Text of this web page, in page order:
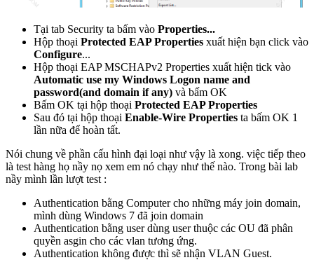
Tại tab Security ta bấm vào Properties...
Hộp thoại Protected EAP Properties xuất hiện bạn click vào
Configure...
Hộp thoại EAP MSCHAPv2 Properties xuất hiện tick vào
Automatic use my Windows Logon name and
password(and domain if any) và bấm OK
Bấm OK tại hộp thoại Protected EAP Properties
Sau đó tại hộp thoại Enable-Wire Properties ta bấm OK 1
lần nữa để hoàn tất.
Nói chung về phần cấu hình đại loại như vậy là xong. việc tiếp theo
là test hàng họ nầy nọ xem em nó chạy như thế nào. Trong bài lab
nầy mình lần lượt test :
Authentication bằng Computer cho những máy join domain,
mình dùng Windows 7 đã join domain
Authentication bằng user dùng user thuộc các OU đã phân
quyền asgin cho các vlan tương ứng.
Authentication không được thì sẽ nhận VLAN Guest.